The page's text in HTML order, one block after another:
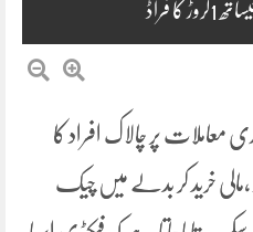
معاملات پر چالاک افراد کا
،مالی خرید کر بدلے میں چیک